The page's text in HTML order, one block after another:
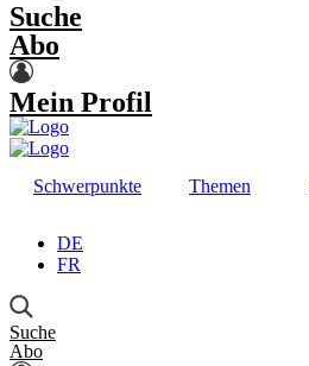
Suche
Abo
Mein Profil
Schwerpunkte Themen
DE
FR
Suche
Abo